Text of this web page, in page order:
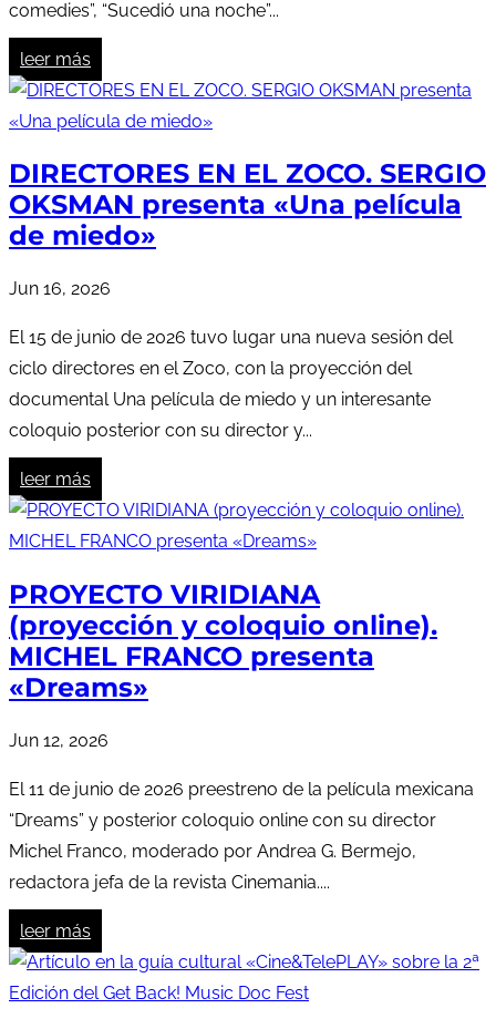
comedies”, “Sucedió una noche”...
leer más
DIRECTORES EN EL ZOCO. SERGIO
OKSMAN presenta «Una película
de miedo»
Jun 16, 2026
El 15 de junio de 2026 tuvo lugar una nueva sesión del
ciclo directores en el Zoco, con la proyección del
documental Una película de miedo y un interesante
coloquio posterior con su director y...
leer más
PROYECTO VIRIDIANA
(proyección y coloquio online).
MICHEL FRANCO presenta
«Dreams»
Jun 12, 2026
El 11 de junio de 2026 preestreno de la película mexicana
“Dreams” y posterior coloquio online con su director
Michel Franco, moderado por Andrea G. Bermejo,
redactora jefa de la revista Cinemania....
leer más